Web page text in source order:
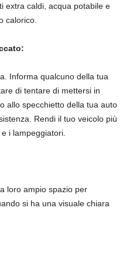
extra caldi, acqua potabile e
calorico.
Informa qualcuno della tua
di tentare di mettersi in
allo specchietto della tua auto
Rendi il tuo veicolo più
i lampeggiatori.
loro ampio spazio per
si ha una visuale chiara